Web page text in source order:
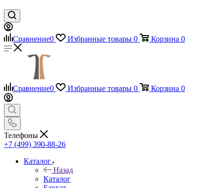
Сравнение0 Избранные товары 0 Корзина 0
Сравнение0 Избранные товары 0 Корзина 0
Телефоны
+7 (499) 390-88-26
Каталог
Назад
Каталог